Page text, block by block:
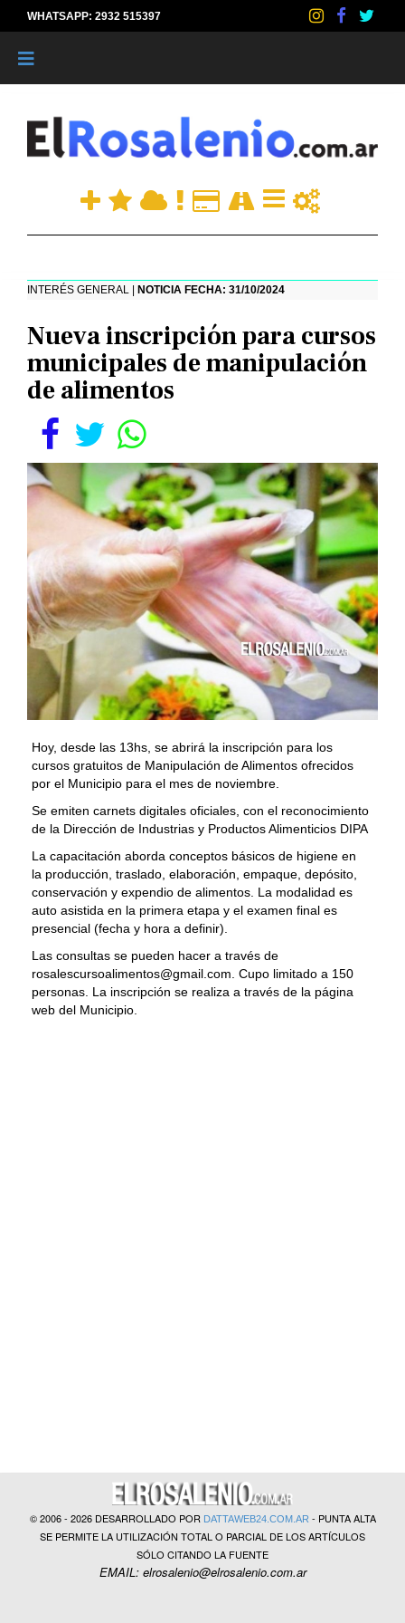
WHATSAPP: 2932 515397
INTERÉS GENERAL | NOTICIA FECHA: 31/10/2024
Nueva inscripción para cursos
municipales de manipulación
de alimentos
Hoy, desde las 13hs, se abrirá la inscripción para los
cursos gratuitos de Manipulación de Alimentos ofrecidos
por el Municipio para el mes de noviembre.
Se emiten carnets digitales oficiales, con el reconocimiento
de la Dirección de Industrias y Productos Alimenticios DIPA
La capacitación aborda conceptos básicos de higiene en
la producción, traslado, elaboración, empaque, depósito,
conservación y expendio de alimentos. La modalidad es
auto asistida en la primera etapa y el examen final es
presencial (fecha y hora a definir).
Las consultas se pueden hacer a través de
rosalescursoalimentos@gmail.com. Cupo limitado a 150
personas. La inscripción se realiza a través de la página
web del Municipio.
© 2006 - 2026 DESARROLLADO POR DATTAWEB24.COM.AR- PUNTA ALTA
SE PERMITE LA UTILIZACIÓN TOTAL O PARCIAL DE LOS ARTÍCULOS
SÓLO CITANDO LA FUENTE
EMAIL: elrosalenio@elrosalenio.com.ar